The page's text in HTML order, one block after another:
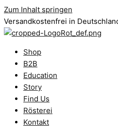
Zum Inhalt springen
Versandkostenfrei in
Shop
B2B
Education
Story
Find Us
Rösterei
Kontakt